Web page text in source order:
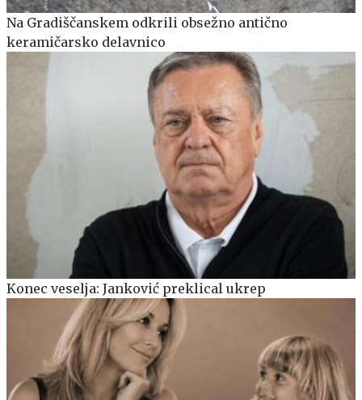
Na Gradiščanskem odkrili obsežno antično
keramičarsko delavnico
Konec veselja: Janković preklical ukrep